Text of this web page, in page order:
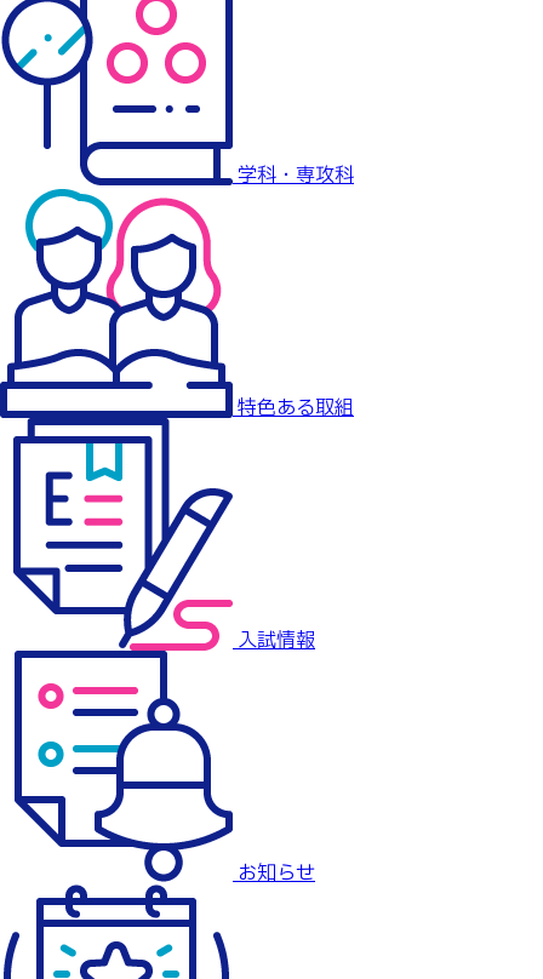
学科・専攻科
特色ある取組
入試情報
お知らせ